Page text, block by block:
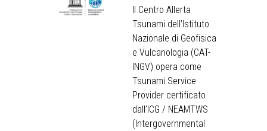
Il Centro Allerta
Tsunami dell’Istituto
Nazionale di Geofisica
e Vulcanologia (CAT-
INGV) opera come
Tsunami Service
Provider certificato
dall’ICG / NEAMTWS
(Intergovernmental